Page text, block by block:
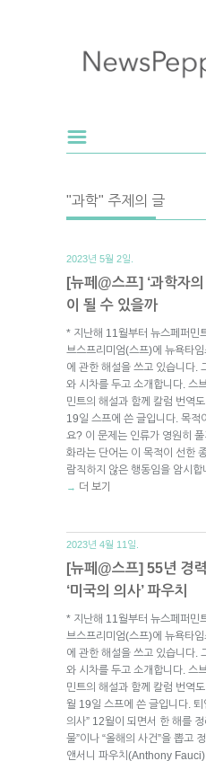
"과학" 주제의 글
2023년 5월 2일.
[뉴페@스프] ‘과학자
이 될 수 있을까
* 지난해 11월부터 뉴스페퍼민
브스프리미엄(스프)에 뉴욕타
에 관한 해설을 쓰고 있습니다.
와 시차를 두고 소개합니다. 스
민트의 해설과 함께 칼럼 번역
19일 스프에 쓴 글입니다. 목적
요? 이 문제는 인류가 영원히
화라는 단어는 이 목적이 선한
람직하지 않은 행동임을 암시
→ 더 보기
2023년 4월 11일.
[뉴페@스프] 55년 경
‘미국의 의사’ 파우치
* 지난해 11월부터 뉴스페퍼민
브스프리미엄(스프)에 뉴욕타
에 관한 해설을 쓰고 있습니다.
와 시차를 두고 소개합니다. 스
민트의 해설과 함께 칼럼 번역
월 19일 스프에 쓴 글입니다. 퇴
의사” 12월이 되면서 한 해를
물”이나 “올해의 사건”을 뽑고
앤서니 파우치(Anthony Fauci)